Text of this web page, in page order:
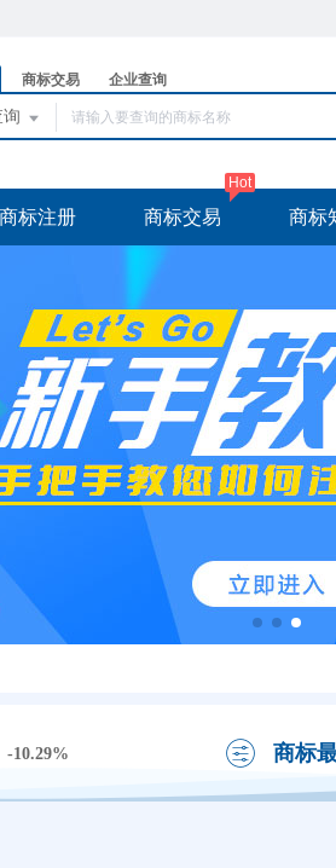
商标交易 企业查询
商标注册 商标交易
Hot
商标
-10.29% 商标